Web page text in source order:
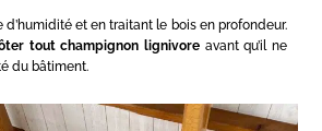
d’humidité et en traitant le bois en profondeur.
tout champignon lignivoreavant qu’il ne
du bâtiment.